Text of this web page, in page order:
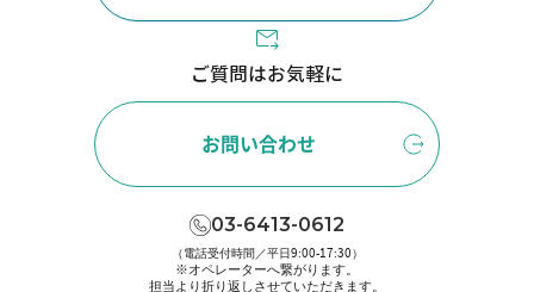
ご質問はお気軽に
お問い合わせ
03-6413-0612
（電話受付時間／平日9:00-17:30）
※オペレーターへ繋がります。
担当より折り返しさせていただきます。